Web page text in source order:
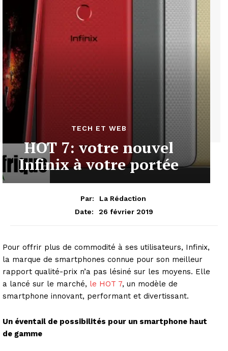
TECH ET WEB
HOT 7: votre nouvel
Infinix à votre portée
Par:
La Rédaction
Date:
26 février 2019
Pour offrir plus de commodité à ses utilisateurs, Infinix,
la marque de smartphones connue pour son meilleur
rapport qualité-prix n’a pas lésiné sur les moyens. Elle
a lancé sur le marché, le HOT 7, un modèle de
smartphone innovant, performant et divertissant.
Un éventail de possibilités pour un smartphone haut
de gamme